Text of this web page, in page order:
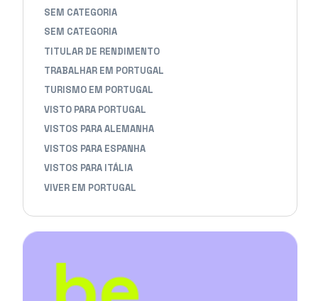
SEM CATEGORIA
SEM CATEGORIA
TITULAR DE RENDIMENTO
TRABALHAR EM PORTUGAL
TURISMO EM PORTUGAL
VISTO PARA PORTUGAL
VISTOS PARA ALEMANHA
VISTOS PARA ESPANHA
VISTOS PARA ITÁLIA
VIVER EM PORTUGAL